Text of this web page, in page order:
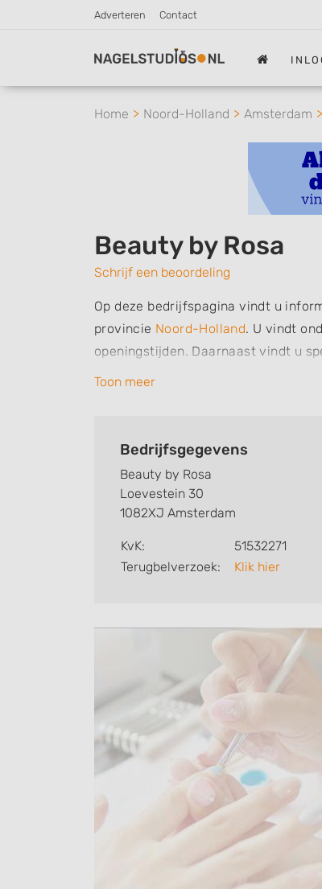
Adverteren Contact
Home Noord-Holland Amsterdam
Beauty by Rosa
Schrijf een beoordeling
Op deze bedrijfspagina vindt u
provincie Noord-Holland. U vindt
openingstijden. Daarnaast vindt u
nagelstudio of nagelstylist. Zo weet
Toon meer
Bedrijfsgegevens
Beauty by Rosa
Loevestein 30
1082XJ Amsterdam
KvK:
51532271
Terugbelverzoek:
Klik hier